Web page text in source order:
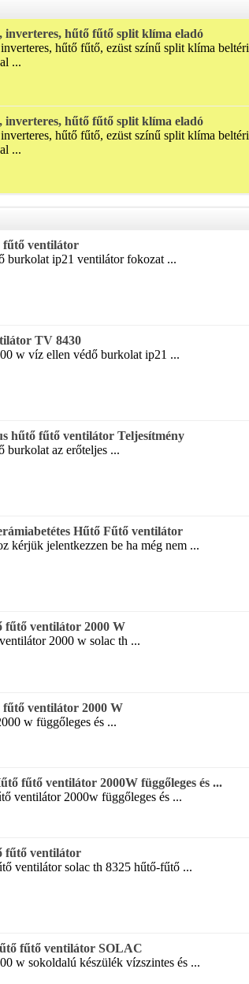
hűtő fűtő split klíma eladó
hűtő fűtő, ezüst színű split klíma beltéri
...
hűtő fűtő split klíma eladó
hűtő fűtő, ezüst színű split klíma beltéri
...
fűtő ventilátor
burkolat ip21 ventilátor fokozat ...
TV 8430
w víz ellen védő burkolat ip21 ...
hűtő fűtő ventilátor Teljesítmény
burkolat az erőteljes ...
Hűtő Fűtő ventilátor
kérjük jelentkezzen be ha még nem ...
fűtő ventilátor 2000 W
2000 w solac th ...
fűtő ventilátor 2000 W
w függőleges és ...
fűtő ventilátor 2000W függőleges és ...
ventilátor 2000w függőleges és ...
fűtő ventilátor
ventilátor solac th 8325 hűtő-fűtő ...
fűtő ventilátor SOLAC
w sokoldalú készülék vízszintes és ...